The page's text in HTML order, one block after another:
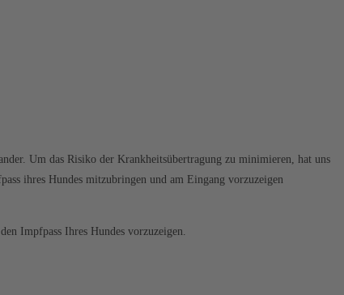
Um das Risiko der Krankheitsübertragung zu minimieren, hat uns
ihres Hundes mitzubringen und am Eingang vorzuzeigen
Impfpass Ihres Hundes vorzuzeigen.